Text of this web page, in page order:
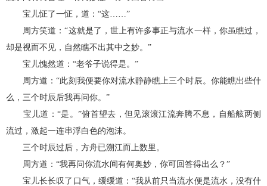
宝儿怔了一怔，道：“这……”
周方笑道：“这就是了，世上有许多事正与流水一样，你虽瞧过，
却是视而不见，自然瞧不出其中之妙。”
宝儿愧然道：“老爷子说得是。”
周方道：“此刻我便要你对流水静静瞧上三个时辰。你能瞧出些什
么，三个时辰后我再问你。”
宝儿道：“是。”俯首望去，但见滚滚江流奔腾不息，自船舷两侧
流过，激起一连串浮白色的泡沫。
三个时辰过后，方舟已溯江而上数里。
周方道：“我再问你流水间有何奥妙，你可回答得出么？”
宝儿长长叹了口气，缓缓道：“我从前只当流水便是流水，没有什